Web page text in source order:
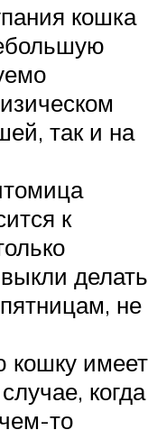
кошка
так и на
к
делать
не
кошку имеет
когда
то